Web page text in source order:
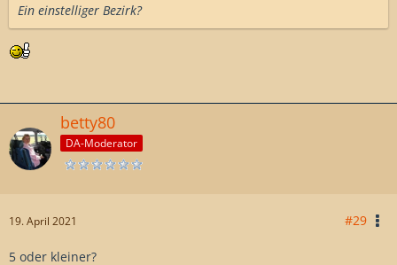
Ein einstelliger Bezirk?
betty80
DA-Moderator
19. April 2021 #29
5 oder kleiner?